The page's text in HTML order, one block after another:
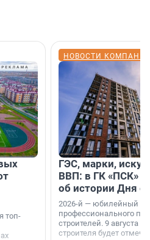
топ-
НОВОСТИ
ГЭС, марки,
ВВП: в ГК «ПСК»
об истории Дня
2026-й — юбилейный
профессионального
строителей. 9 августа
строителя будет